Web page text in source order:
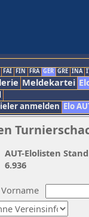
FAI FIN FRA GER GRE INA
Meldekartei
anmelden Elo
Vorname
AUT-Elolisten
6.936